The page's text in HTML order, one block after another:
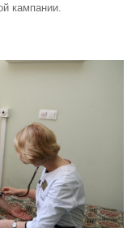
кампании.